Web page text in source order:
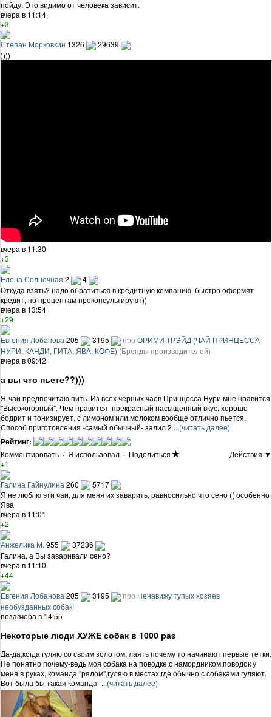
пойду. Это видимо от человека зависит.
вчера в 11:14
+3
Степан Морковкин 1326
29639
))))
вчера в 11:30
+3
Елена Солнечная 2
4
Откуда взять? надо обратиться в кредитную компанию, быстро оформят
кредит, по процентам проконсультируют))
вчера в 13:54
+29
Евгения Лобанова 205 3195 про ОРИМИ ТРЭЙД (ЧАЙ ПРИНЦЕССА
НУРИ, КАНДИ, ГИТА, ЯВА; КОФЕ) (Бренды производителей)
вчера в 09:42
а вы что пьете??)))
Я-чаи предпочитаю пить. Из всех черных чаев Принцесса Нури мне нравится
"Высокогорный". Чем нравится- прекрасный насыщенный вкус, хорошо
бодрит и тонизирует, с лимоном или молоком вообще отлично пьется.
Способ приготовления -самый обычный- залил 2 ...(читать далее)
Рейтинг:
Комментировать · Я использовал · Поделиться
Действия ▼
+1
Галина Гайнулина 260
5717
Я не люблю эти чаи, для меня их заварить, равносильно что сено (( особенно
Ява
вчера в 11:01
+2
Анжелика М. 955
37236
Галина, а Вы заваривали сено?
вчера в 11:10
+44
Евгения Лобанова 205 3195 про Ненавижу тупых хозяев
необузданных собак!
позавчера в 14:55
Некоторые люди ХУЖЕ собак в 1000 раз
Да-да,когда гуляю со своим золотом, лаять почему то начинают первые тетки.
Не понятно почему-ведь моя собака на поводке,с намордником,поводок у
меня в руках, команда "рядом",гуляю в местах,где обычно с собаками гуляют.
Вот была бы такая команда- ...(читать далее)